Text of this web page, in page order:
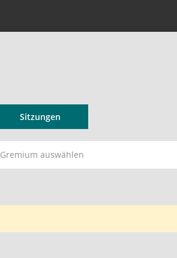
Sitzungen
Gremium auswählen